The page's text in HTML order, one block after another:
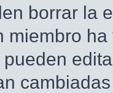
borrar la
miembro